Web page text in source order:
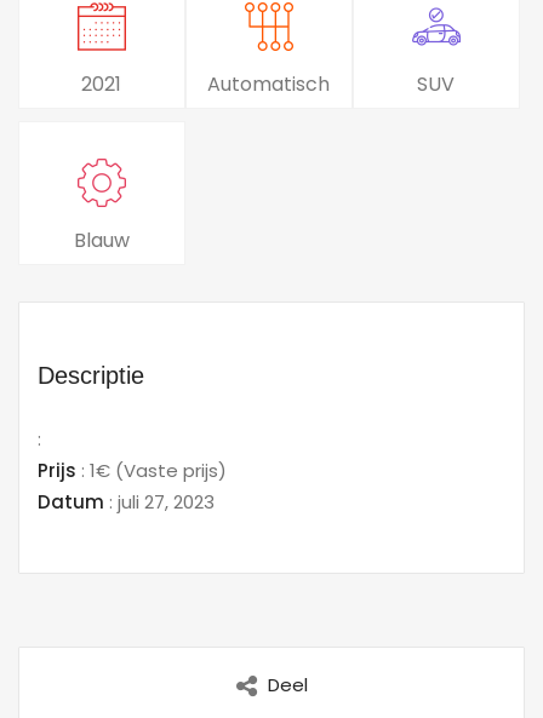
2021 Automatisch SUV
Blauw
Descriptie
:
Prijs : 1€ (Vaste prijs)
Datum : juli 27, 2023
Deel